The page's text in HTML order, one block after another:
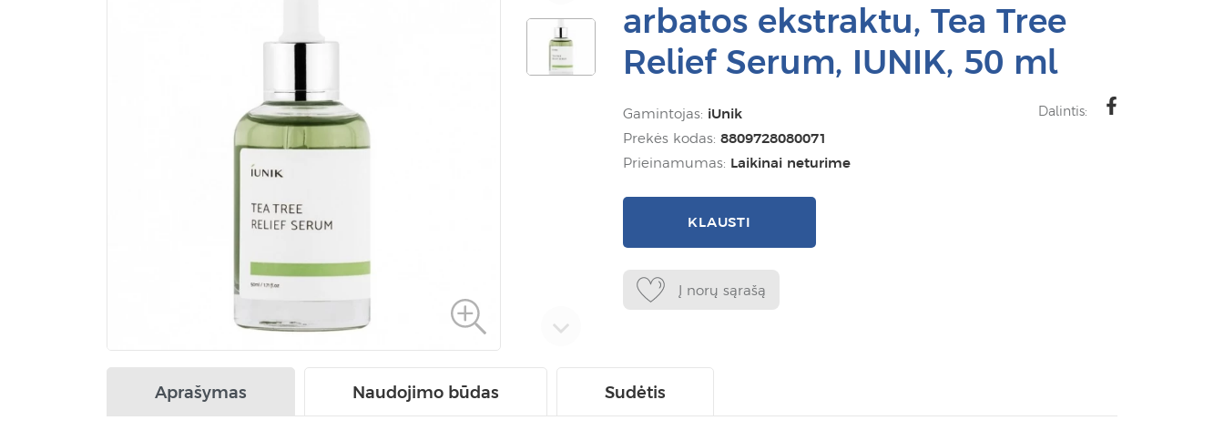
arbatos ekstraktu, Tea Tree
Relief Serum, IUNIK, 50 ml
Gamintojas: iUnik
Prekės kodas: 8809728080071
Prieinamumas: Laikinai neturime
Dalintis:
KLAUSTI
Į norų sąrašą
Aprašymas Naudojimo būdas Sudėtis